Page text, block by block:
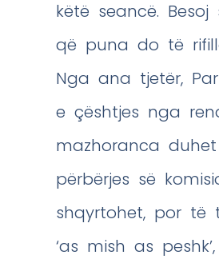
këtë seancë.
që puna do të
Nga ana tjetër,
e çështjes nga
mazhoranca
përbërjes së
shqyrtohet, por të
‘as mish as